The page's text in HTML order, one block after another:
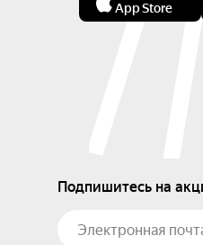
App Store
Подпишитесь на